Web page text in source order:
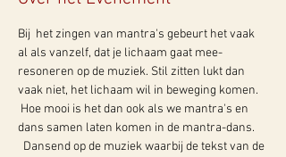
Bij  het zingen van mantra's gebeurt het vaak
al als vanzelf, dat je lichaam gaat mee-
resoneren op de muziek. Stil zitten lukt dan
vaak niet, het lichaam wil in beweging komen.
Hoe mooi is het dan ook als we mantra's en
dans samen laten komen in de mantra-dans.
Dansend op de muziek waarbij de tekst van de